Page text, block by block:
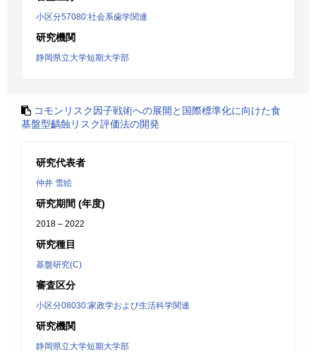
小区分57080:社会系歯学関連
研究機関
静岡県立大学短期大学部
コモンリスク因子戦術への展開と国際標準化に向けた食
基盤型齲蝕リスク評価法の開発
研究代表者
仲井 雪絵
研究期間 (年度)
2018 – 2022
研究種目
基盤研究(C)
審査区分
小区分08030:家政学および生活科学関連
研究機関
静岡県立大学短期大学部